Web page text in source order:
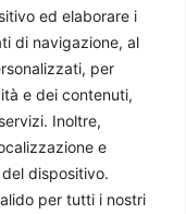
ed elaborare i
di navigazione, al
per
e dei contenuti,
Inoltre,
e
dispositivo.
per tutti i nostri
in Pakistan